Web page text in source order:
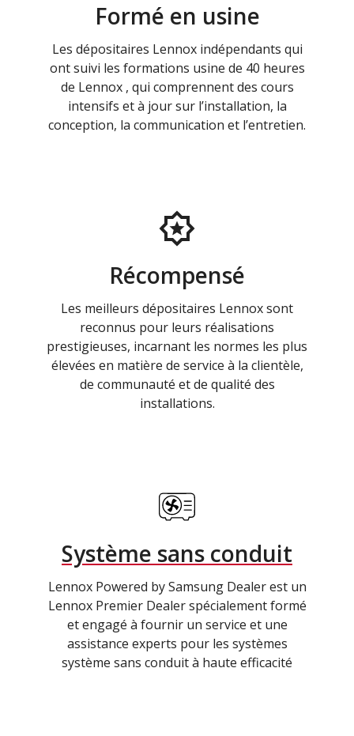
Formé en usine
Les dépositaires Lennox indépendants qui
ont suivi les formations usine de 40 heures
de Lennox , qui comprennent des cours
intensifs et à jour sur l’installation, la
conception, la communication et l’entretien.
Récompensé
Les meilleurs dépositaires Lennox sont
reconnus pour leurs réalisations
prestigieuses, incarnant les normes les plus
élevées en matière de service à la clientèle,
de communauté et de qualité des
installations.
Système sans conduit
Lennox Powered by Samsung Dealer est un
Lennox Premier Dealer spécialement formé
et engagé à fournir un service et une
assistance experts pour les systèmes
système sans conduit à haute efficacité